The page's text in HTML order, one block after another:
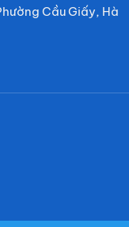
Cầu Giấy, Hà